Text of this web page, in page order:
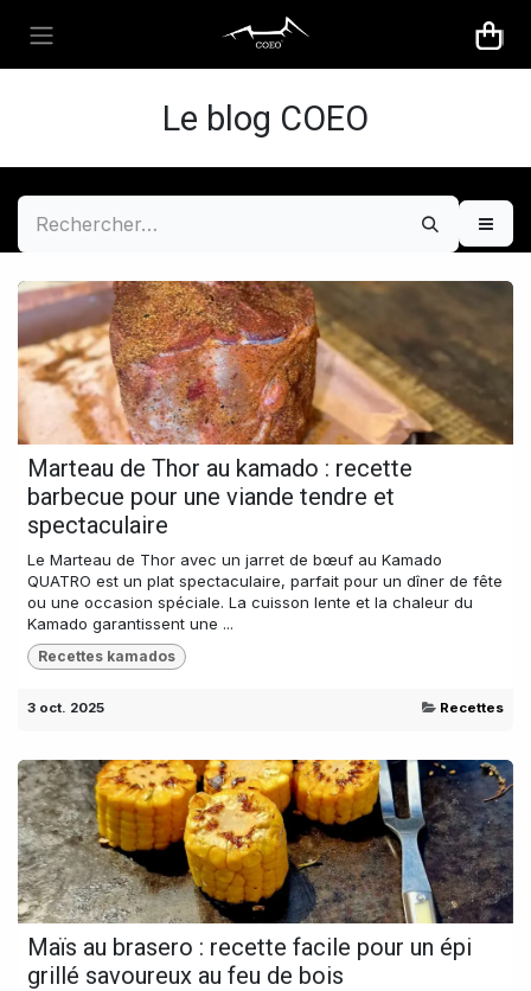
Le blog COEO
Marteau de Thor au kamado : recette
barbecue pour une viande tendre et
spectaculaire
Le Marteau de Thor avec un jarret de bœuf au Kamado
QUATRO est un plat spectaculaire, parfait pour un dîner de fête
ou une occasion spéciale. La cuisson lente et la chaleur du
Kamado garantissent une ...
Recettes kamados
3 oct. 2025 Recettes
Maïs au brasero : recette facile pour un épi
grillé savoureux au feu de bois